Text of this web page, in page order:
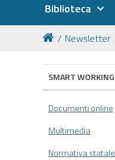
Biblioteca
Newsletter
SMART WORKING
Documenti online
Multimedia
Normativa statale